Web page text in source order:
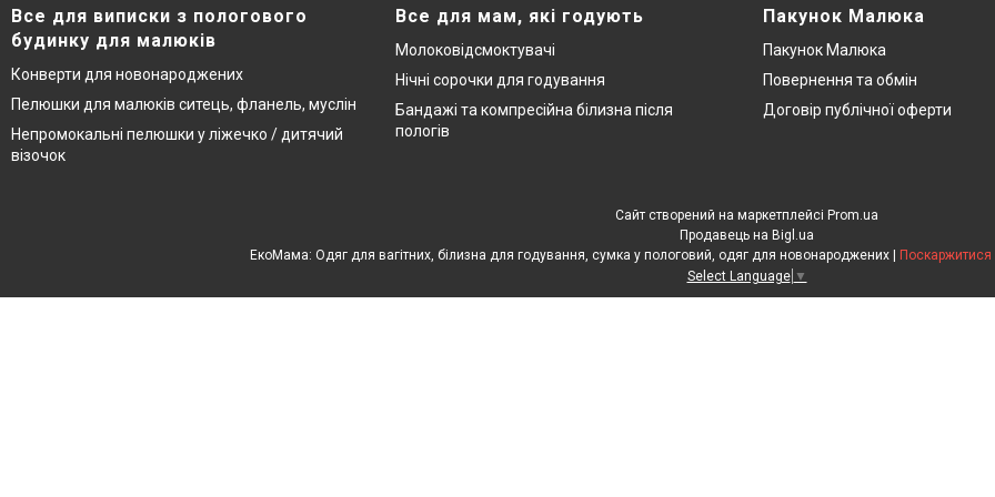
Все для виписки з пологового
будинку для малюків
Конверти для новонароджених
Пелюшки для малюків ситець, фланель, муслін
Непромокальні пелюшки у ліжечко / дитячий
візочок
Все для мам, які годують
Молоковідсмоктувачі
Нічні сорочки для годування
Бандажі та компресійна білизна після
пологів
Пакунок Малюка
Пакунок Малюка
Повернення та обмін
Договір публічної оферти
Сайт створений на маркетплейсі Prom.ua
Продавець на Bigl.ua
Поскаржитися
Select Language ▼